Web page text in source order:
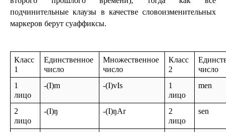
подчинительные клаузы в качестве словоизменительных
маркеров берут суаффиксы.
Класс
1
Единственное
число
Множественное
число
Класс
2
число
1
лицо
-(I)m -(I)vIs
1
лицо
men
2
лицо
-(I)ŋ -(I)ŋAr
2
лицо
sen